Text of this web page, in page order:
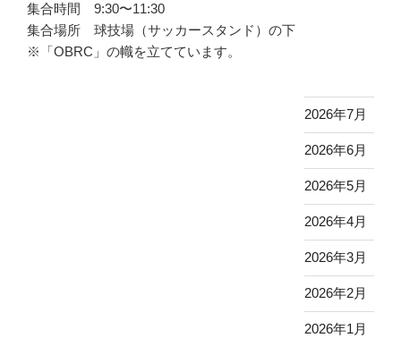
集合時間 9:30〜11:30
集合場所 球技場（サッカースタンド）の下
※「OBRC」の幟を立てています。
2026年7月
2026年6月
2026年5月
2026年4月
2026年3月
2026年2月
2026年1月